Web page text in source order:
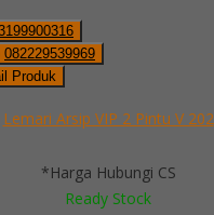
082229539969
Produk
Lemari Arsip VIP 2 Pintu V 202
*Harga Hubungi CS
Ready Stock